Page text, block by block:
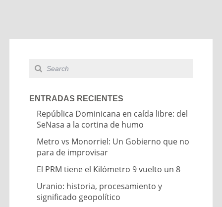
ENTRADAS RECIENTES
República Dominicana en caída libre: del
SeNasa a la cortina de humo
Metro vs Monorriel: Un Gobierno que no
para de improvisar
El PRM tiene el Kilómetro 9 vuelto un 8
Uranio: historia, procesamiento y
significado geopolítico